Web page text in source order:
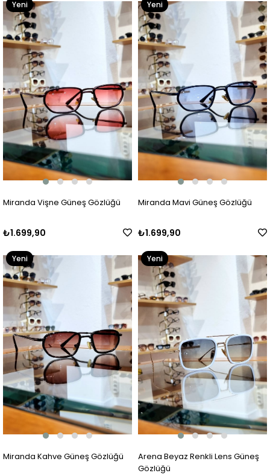
Miranda Vişne Güneş Gözlüğü
₺1.699,90
Yeni
Ürün
Miranda Mavi Güneş Gözlüğü
₺1.699,90
Yeni
Ürün
Miranda Kahve Güneş Gözlüğü
Yeni
Ürün
Arena Beyaz Renkli Lens Güneş
Gözlüğü
Yeni
Ürün